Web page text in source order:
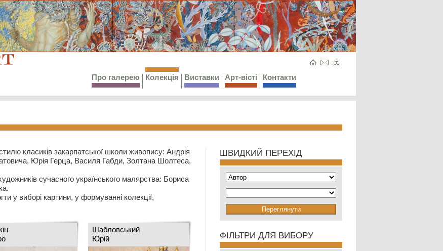
Про галерею Колекція Виставки Арт-вісті Контакти
класиків закарпатської школи живопису: Андрія
Юрія Герца, Василя Габди, Золтана Шолтеса,
сучасного українського малярства: Бориса
у виборі картини, у формуванні колекції,
Шабловський
Юрій
ШВИДКИЙ ПЕРЕХІД
ФІЛЬТРИ ДЛЯ ВИБОРУ